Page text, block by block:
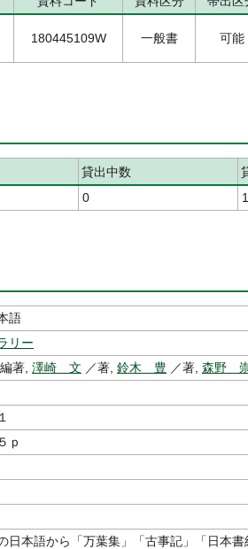
180445109W 一般書 可能
貸出中数
0 1
語
リー
著, 澤崎 文 ／著, 鈴木 豊 ／著, 森野
ｐ
日本語から「万葉集」「古事記」「日本